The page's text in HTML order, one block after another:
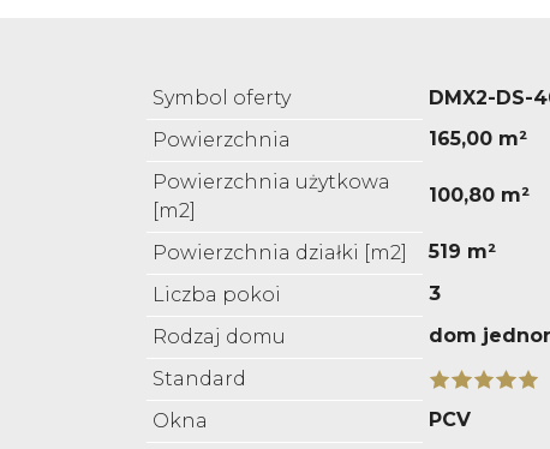
Symbol oferty
DMX2-DS-
Powierzchnia
165,00 m²
Powierzchnia użytkowa
[m2]
100,80 m²
Powierzchnia działki [m2]
519 m²
Liczba pokoi
3
Rodzaj domu
dom
Standard
Okna
PCV